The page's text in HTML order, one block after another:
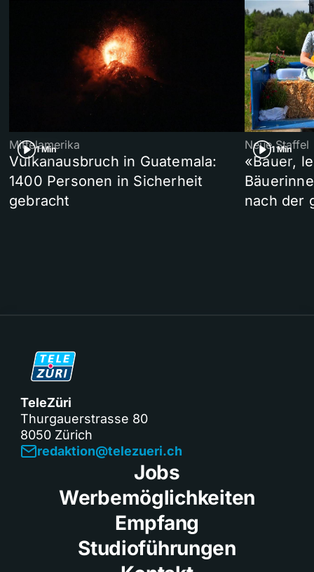
1 Min
Mittelamerika
Vulkanausbruch in Guatemala:
1400 Personen in Sicherheit
gebracht
1 Min
Neue Staffel
«Bauer,
nach der
TeleZüri
Thurgauerstrasse 80
8050 Zürich
redaktion@telezueri.ch
Jobs
Werbemöglichkeiten
Empfang
Studioführungen